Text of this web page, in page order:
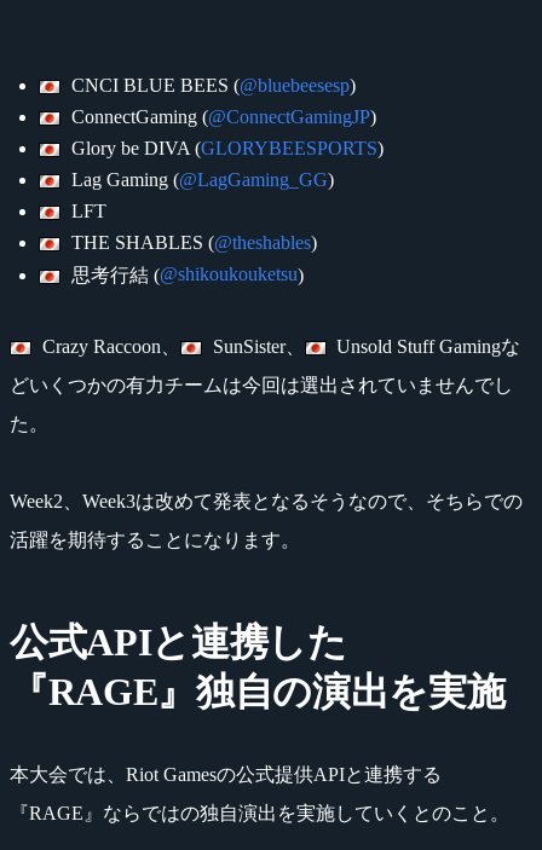
CNCI BLUE BEES (@bluebeesesp)
ConnectGaming (@ConnectGamingJP)
Glory be DIVA (GLORYBEESPORTS)
Lag Gaming (@LagGaming_GG)
LFT
THE SHABLES (@theshables)
思考行結 (@shikoukouketsu)
Crazy Raccoon、 SunSister、
Unsold Stuff Gamingな
どいくつかの有力チームは今回は選出されていませんでし
た。
Week2、Week3は改めて発表となるそうなので、そちらでの
活躍を期待することになります。
公式APIと連携した
『RAGE』独自の演出を実施
本大会では、Riot Gamesの公式提供APIと連携する
『RAGE』ならではの独自演出を実施していくとのこと。